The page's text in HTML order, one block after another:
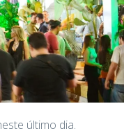
último dia.